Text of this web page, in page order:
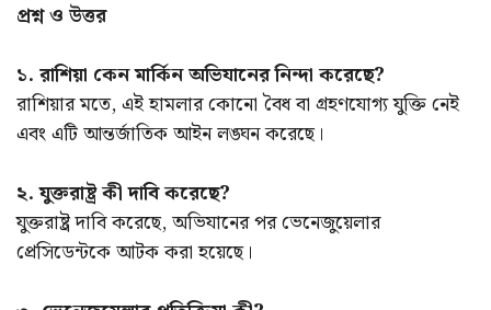
প্রশ্ন ও উত্তর
১. রাশিয়া কেন মার্কিন অভিযানের নিন্দা করেছে?
রাশিয়ার মতে, এই হামলার কোনো বৈধ বা গ্রহণযোগ্য যুক্তি নেই
এবং এটি আন্তর্জাতিক আইন লঙ্ঘন করেছে।
২. যুক্তরাষ্ট্র কী দাবি করেছে?
যুক্তরাষ্ট্র দাবি করেছে, অভিযানের পর ভেনেজুয়েলার
প্রেসিডেন্টকে আটক করা হয়েছে।